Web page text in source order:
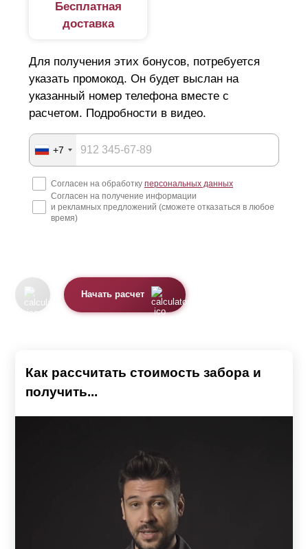
Бесплатная
доставка
Для получения этих бонусов, потребуется
указать промокод. Он будет выслан на
указанный номер телефона вместе с
расчетом. Подробности в видео.
+7
Согласен на обработку персональных данных
Согласен на получение информации
и рекламных предложений (сможете отказаться в любое
время)
Начать расчет
Как рассчитать стоимость забора и
получить...